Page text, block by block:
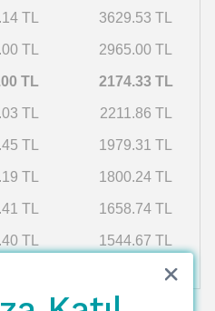
TL 3629.53 TL
TL 2965.00 TL
TL 2174.33 TL
TL 2211.86 TL
TL 1979.31 TL
TL 1800.24 TL
TL 1658.74 TL
TL 1544.67 TL
1451.30 TL